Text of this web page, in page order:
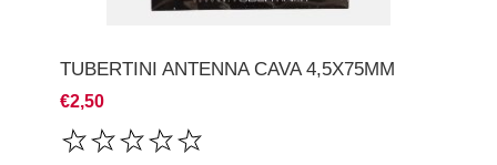
TUBERTINI ANTENNA CAVA 4,5X75MM
€2,50